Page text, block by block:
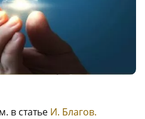
в статье И. Благов.